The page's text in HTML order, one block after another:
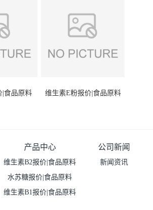
|食品原料 维生素E粉报价|食品原料
产品中心
维生素B2报价|食品原料
水苏糖报价|食品原料
维生素B1报价|食品原料
公司新闻
新闻资讯